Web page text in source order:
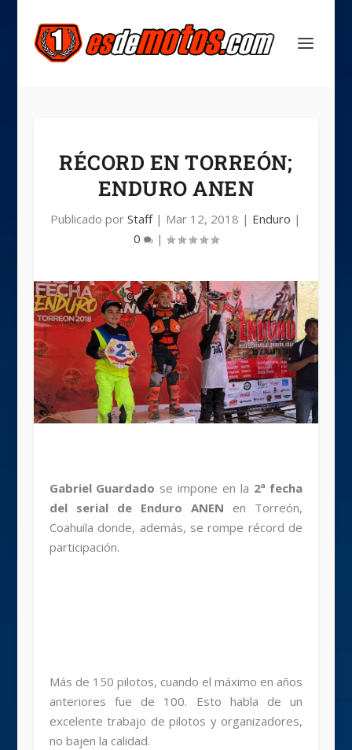
RÉCORD EN TORREÓN;
ENDURO ANEN
Publicado porStaff| Mar 12, 2018 | Enduro |
0
|
Gabriel Guardado se impone en la 2ª fecha
del serial de Enduro ANEN en Torreón,
Coahuila donde, además, se rompe récord de
participación.
Más de 150 pilotos, cuando el máximo en años
anteriores fue de 100. Esto habla de un
excelente trabajo de pilotos y organizadores,
no bajen la calidad.